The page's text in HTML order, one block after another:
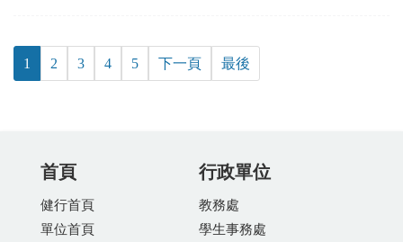
1 2 3 4 5 下一頁 最後
首頁
健行首頁
單位首頁
行政單位
教務處
學生事務處